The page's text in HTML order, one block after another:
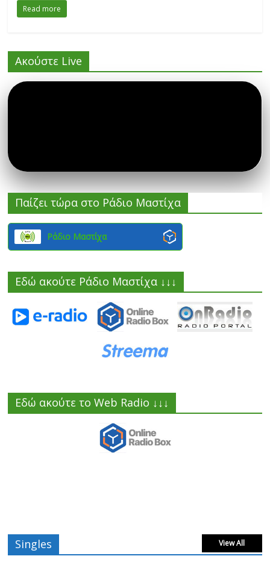
Read more
Ακούστε Live
Παίζει τώρα στο Ράδιο Μαστίχα
Ράδιο Μαστίχα
Εδώ ακούτε Ράδιο Μαστίχα ↓↓↓
Εδώ ακούτε το Web Radio ↓↓↓
Singles View All